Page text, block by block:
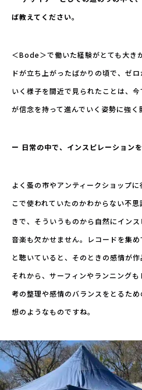
ば教えてください。
＜Bode＞で働いた経験がとても大き
ドが立ち上がったばかりの頃で、ゼ
いく様子を間近で見られたことは、
が信念を持って進んでいく姿勢に強く
ー 日常の中で、インスピレーション
よく蚤の市やアンティークショップ
こで使われていたのかわからない不
きで、そういうものから自然にインス
音楽も欠かせません。レコードを集
と聴いていると、そのときの感情が作
それから、サーフィンやランニング
考の整理や感情のバランスをとるた
想のようなものですね。